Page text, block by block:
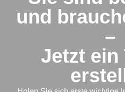
und
–
Jetzt ein